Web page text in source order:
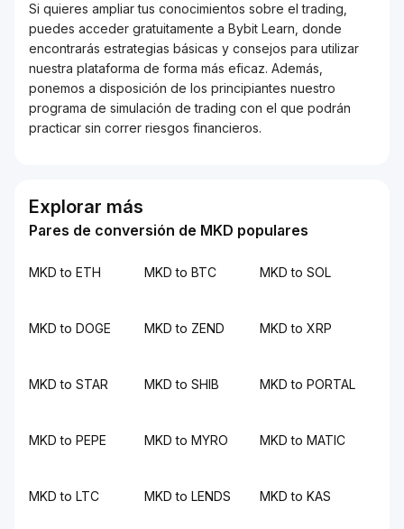
Si quieres ampliar tus conocimientos sobre el trading,
puedes acceder gratuitamente a Bybit Learn, donde
encontrarás estrategias básicas y consejos para utilizar
nuestra plataforma de forma más eficaz. Además,
ponemos a disposición de los principiantes nuestro
programa de simulación de trading con el que podrán
practicar sin correr riesgos financieros.
Explorar más
Pares de conversión de MKD populares
MKD to ETH MKD to BTC MKD to SOL
MKD to DOGE MKD to ZEND MKD to XRP
MKD to STAR MKD to SHIB MKD to PORTAL
MKD to PEPE MKD to MYRO MKD to MATIC
MKD to LTC MKD to LENDS MKD to KAS